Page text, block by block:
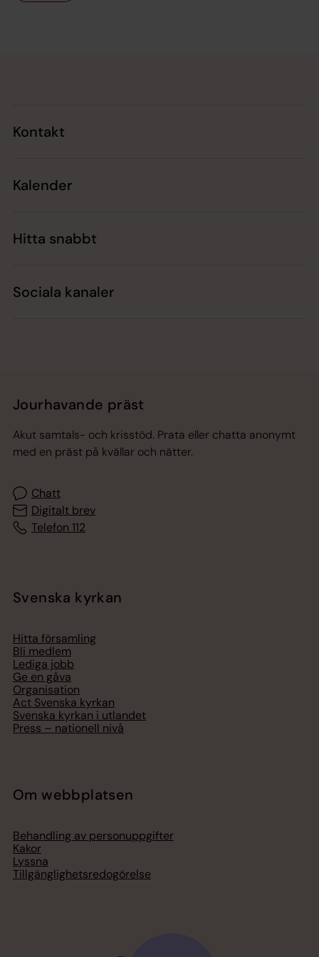
Kontakt
Kalender
Hitta snabbt
Sociala kanaler
Jourhavande präst
Akut samtals- och krisstöd. Prata eller chatta anonymt
med en präst på kvällar och nätter.
Chatt
Digitalt brev
Telefon 112
Svenska kyrkan
Hitta församling
Bli medlem
Lediga jobb
Ge en gåva
Organisation
Act Svenska kyrkan
Svenska kyrkan i utlandet
Press – nationell nivå
Om webbplatsen
Behandling av personuppgifter
Kakor
Lyssna
Tillgänglighetsredogörelse